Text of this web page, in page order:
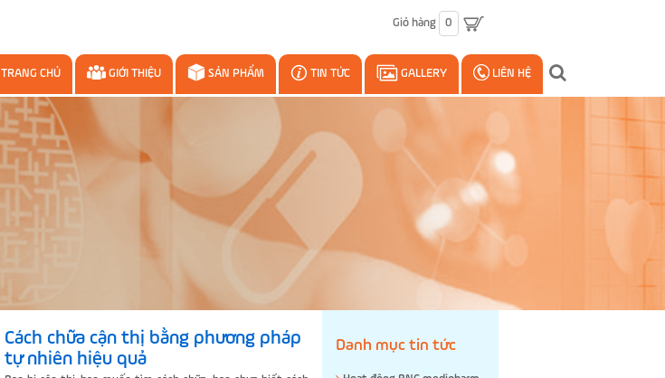
Giỏ hàng 0
TRANG CHỦ GIỚI THIỆU SẢN PHẨM TIN TỨC GALLERY LIÊN HỆ
Cách chữa cận thị bằng phương pháp
tự nhiên hiệu quả
Danh mục tin tức